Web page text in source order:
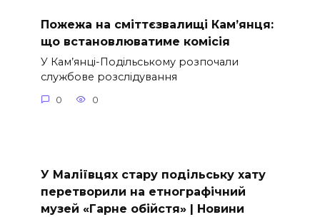
Пожежа на сміттєзвалищі Кам’янця:
що встановлюватиме комісія
У Кам’янці-Подільському розпочали
службове розслідування
0 0
У Маліївцях стару подільську хату
перетворили на етнографічний
музей «Гарне обійстя» | Новини